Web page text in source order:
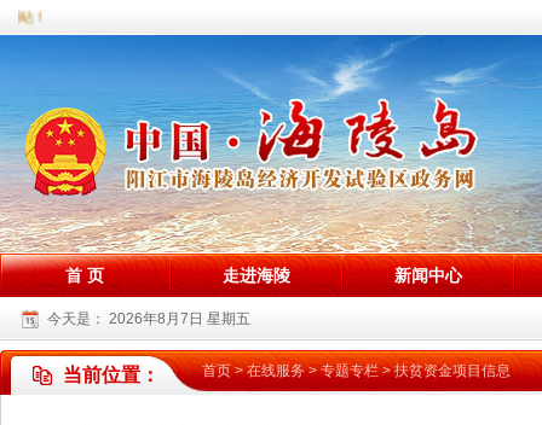
站！
首 页 走进海陵 新闻中心
今天是： 2026年8月7日 星期五
当前位置： 首页>在线服务>专题专栏>扶贫资金项目信息